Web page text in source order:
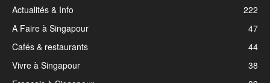
Actualités & Info
222
A Faire à Singapour
47
Cafés & restaurants
44
Vivre à Singapour
38